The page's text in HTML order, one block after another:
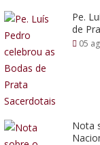
Pe.
de
05
Nota